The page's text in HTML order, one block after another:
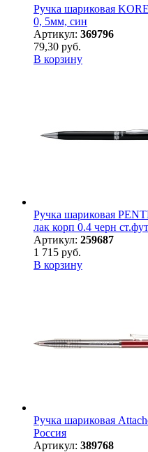
Ручка шариковая
0, 5мм, син
Артикул: 369796
79,30 руб.
В корзину
Ручка шариковая
лак корп 0.4 черн ст.фут
Артикул: 259687
1 715 руб.
В корзину
Ручка шариковая
Россия
Артикул: 389768